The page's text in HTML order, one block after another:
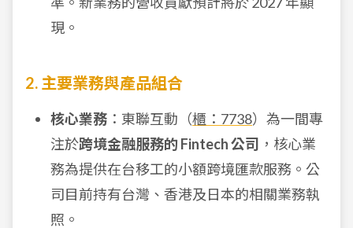
現。
2. 主要業務與產品組合
核心業務 ：東聯互動（櫃：7738）為一間專
注於跨境金融服務的 Fintech 公司 ，核心業
務為提供在台移工的小額跨境匯款服務。公
司目前持有台灣、香港及日本的相關業務執
照。